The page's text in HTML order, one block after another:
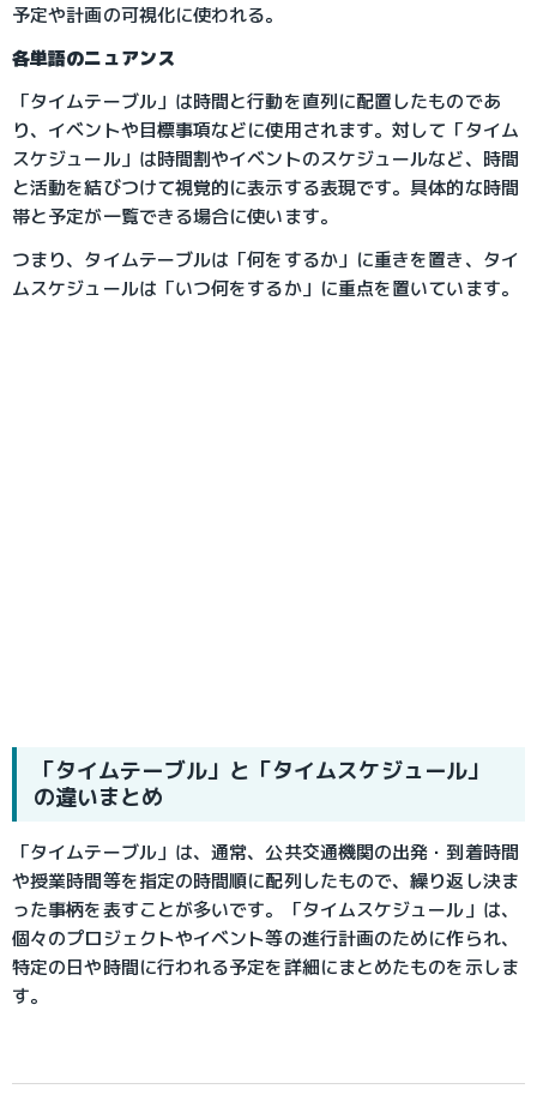
予定や計画の可視化に使われる。
各単語のニュアンス
「タイムテーブル」は時間と行動を直列に配置したものであ
り、イベントや目標事項などに使用されます。対して「タイム
スケジュール」は時間割やイベントのスケジュールなど、時間
と活動を結びつけて視覚的に表示する表現です。具体的な時間
帯と予定が一覧できる場合に使います。
つまり、タイムテーブルは「何をするか」に重きを置き、タイ
ムスケジュールは「いつ何をするか」に重点を置いています。
「タイムテーブル」と「タイムスケジュール」
の違いまとめ
「タイムテーブル」は、通常、公共交通機関の出発・到着時間
や授業時間等を指定の時間順に配列したもので、繰り返し決ま
った事柄を表すことが多いです。「タイムスケジュール」は、
個々のプロジェクトやイベント等の進行計画のために作られ、
特定の日や時間に行われる予定を詳細にまとめたものを示しま
す。